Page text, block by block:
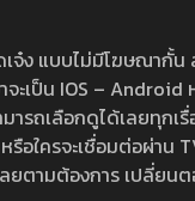
จ๋ง แบบไม่มีโฆษณากั้
จะเป็น IOS –
รถเลือกดูได้เลยทุกเ
อใครจะเชื่อมต่อผ่าน
ยตามต้องการ เปลี่ยน